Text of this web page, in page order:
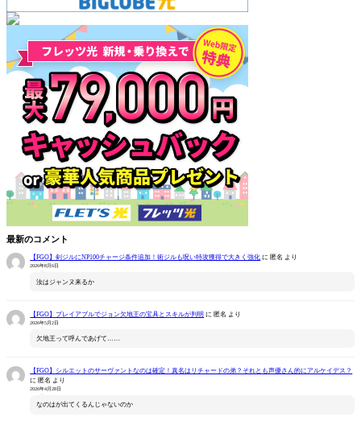
最新のコメント
【FGO】剣ジルにNP100チャージ条件追加！術ジルも呪い特攻獲得で大きく強化 に 匿名 より
2026年8月6日
汝はジャンヌ来るか
【FGO】プレイアブルでジョン欠地王の宝具とスキルが判明 に 匿名 より
2026年5月2日
欠地王って呼んであげて……
【FGO】シルエットのサーヴァントなのは確定！真名はリチャードの弟？それとも声優さん的にアルケイデス？
に 匿名 より
2026年4月28日
なのはが出てくるんじゃないのか